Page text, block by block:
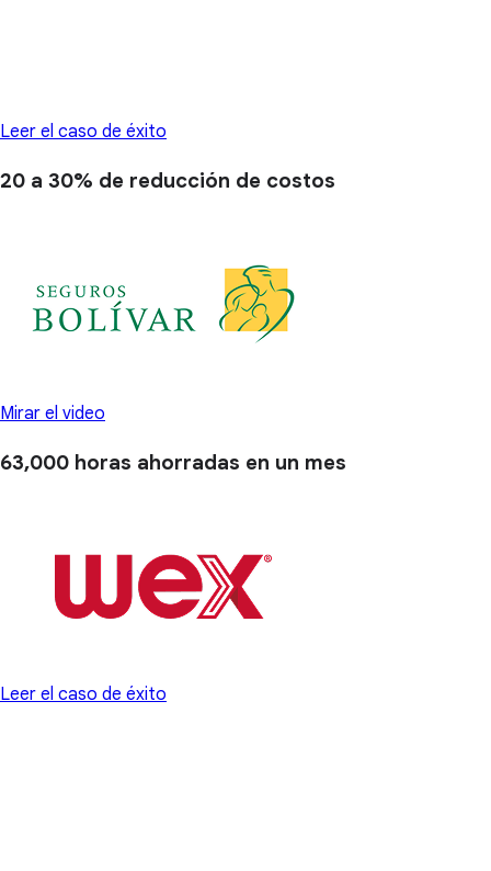
Leer el caso de éxito
20 a 30% de reducción de costos
Mirar el video
63,000 horas ahorradas en un mes
Leer el caso de éxito